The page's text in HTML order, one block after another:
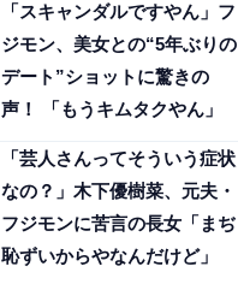
「スキャンダルですやん」フ
ジモン、美女との“5年ぶりの
デート”ショットに驚きの
声！ 「もうキムタクやん」
「芸人さんってそういう症状
なの？」木下優樹菜、元夫・
フジモンに苦言の長女「まぢ
恥ずいからやなんだけど」